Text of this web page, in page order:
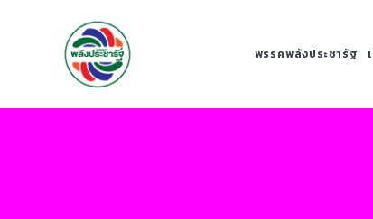
พรรคพลังประชารัฐ